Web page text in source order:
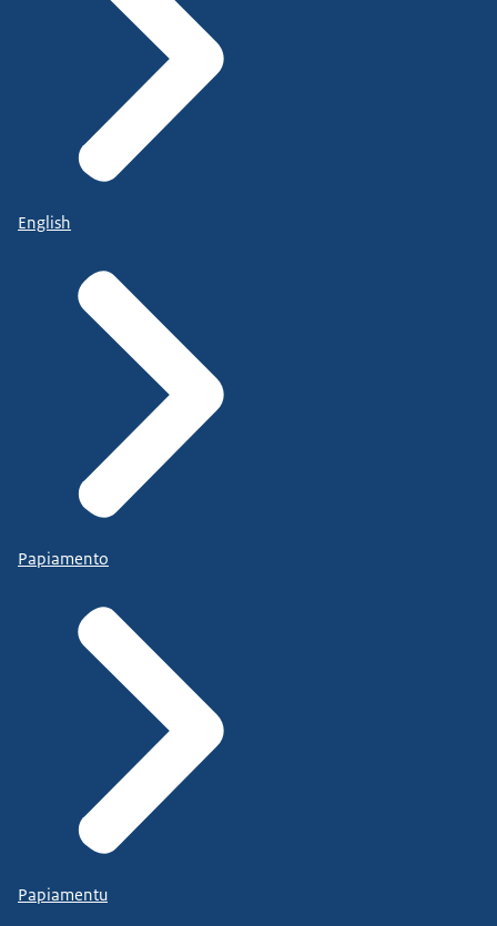
English
Papiamento
Papiamentu